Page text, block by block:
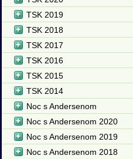
TSK 2019
TSK 2018
TSK 2017
TSK 2016
TSK 2015
TSK 2014
Noc s Andersenom
Noc s Andersenom 2020
Noc s Andersenom 2019
Noc s Andersenom 2018